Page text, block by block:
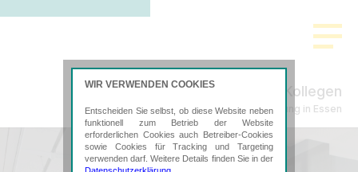
Thanscheidt & Kollegen
Steuerberatung in Essen
WIR VERWENDEN COOKIES
Entscheiden Sie selbst, ob diese Website neben
funktionell zum Betrieb der Website
erforderlichen Cookies auch Betreiber-Cookies
sowie Cookies für Tracking und Targeting
verwenden darf. Weitere Details finden Sie in der